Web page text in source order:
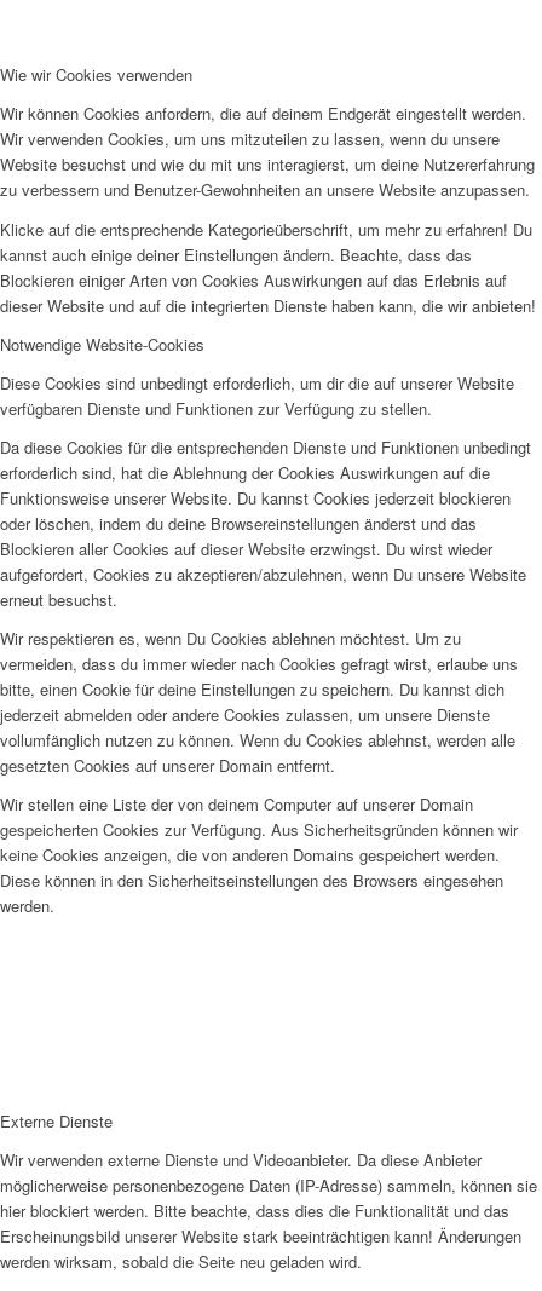
Wie wir Cookies verwenden
Wir können Cookies anfordern, die auf deinem Endgerät eingestellt werden.
Wir verwenden Cookies, um uns mitzuteilen zu lassen, wenn du unsere
Website besuchst und wie du mit uns interagierst, um deine Nutzererfahrung
zu verbessern und Benutzer-Gewohnheiten an unsere Website anzupassen.
Klicke auf die entsprechende Kategorieüberschrift, um mehr zu erfahren! Du
kannst auch einige deiner Einstellungen ändern. Beachte, dass das
Blockieren einiger Arten von Cookies Auswirkungen auf das Erlebnis auf
dieser Website und auf die integrierten Dienste haben kann, die wir anbieten!
Notwendige Website-Cookies
Diese Cookies sind unbedingt erforderlich, um dir die auf unserer Website
verfügbaren Dienste und Funktionen zur Verfügung zu stellen.
Da diese Cookies für die entsprechenden Dienste und Funktionen unbedingt
erforderlich sind, hat die Ablehnung der Cookies Auswirkungen auf die
Funktionsweise unserer Website. Du kannst Cookies jederzeit blockieren
oder löschen, indem du deine Browsereinstellungen änderst und das
Blockieren aller Cookies auf dieser Website erzwingst. Du wirst wieder
aufgefordert, Cookies zu akzeptieren/abzulehnen, wenn Du unsere Website
erneut besuchst.
Wir respektieren es, wenn Du Cookies ablehnen möchtest. Um zu
vermeiden, dass du immer wieder nach Cookies gefragt wirst, erlaube uns
bitte, einen Cookie für deine Einstellungen zu speichern. Du kannst dich
jederzeit abmelden oder andere Cookies zulassen, um unsere Dienste
vollumfänglich nutzen zu können. Wenn du Cookies ablehnst, werden alle
gesetzten Cookies auf unserer Domain entfernt.
Wir stellen eine Liste der von deinem Computer auf unserer Domain
gespeicherten Cookies zur Verfügung. Aus Sicherheitsgründen können wir
keine Cookies anzeigen, die von anderen Domains gespeichert werden.
Diese können in den Sicherheitseinstellungen des Browsers eingesehen
werden.
Externe Dienste
Wir verwenden externe Dienste und Videoanbieter. Da diese Anbieter
möglicherweise personenbezogene Daten (IP-Adresse) sammeln, können sie
hier blockiert werden. Bitte beachte, dass dies die Funktionalität und das
Erscheinungsbild unserer Website stark beeinträchtigen kann! Änderungen
werden wirksam, sobald die Seite neu geladen wird.